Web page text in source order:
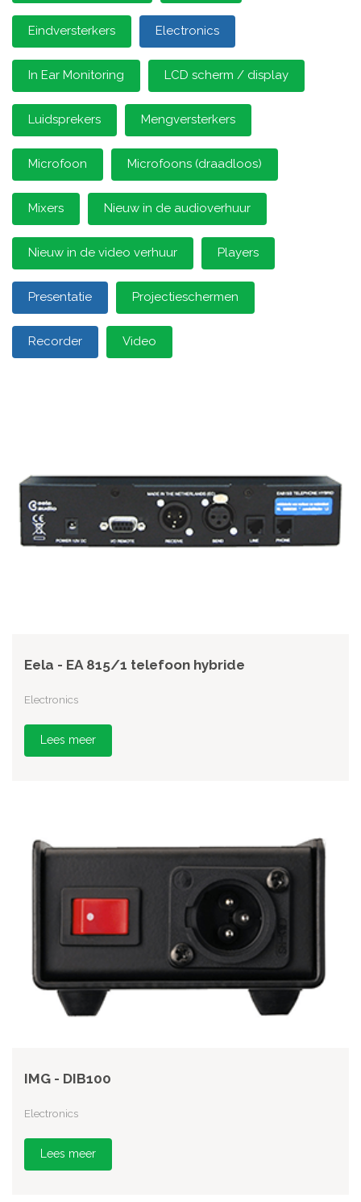
Eindversterkers Electronics
In Ear Monitoring LCD scherm / display
Luidsprekers Mengversterkers
Microfoon Microfoons (draadloos)
Mixers Nieuw in de audioverhuur
Nieuw in de video verhuur Players
Presentatie Projectieschermen
Recorder Video
Eela - EA 815/1 telefoon hybride
Electronics
Lees meer
IMG - DIB100
Electronics
Lees meer